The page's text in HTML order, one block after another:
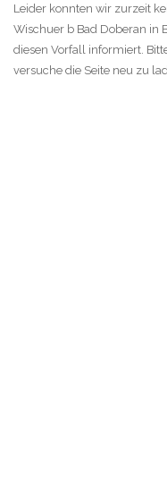
Leider konnten wir zurzeit
Wischuer b Bad Doberan in
diesen Vorfall informiert.
versuche die Seite neu zu